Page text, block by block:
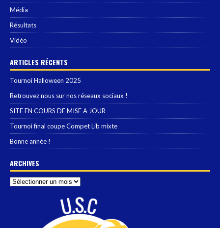
Média
Résultats
Vidéo
ARTICLES RÉCENTS
Tournoi Halloween 2025
Retrouvez nous sur nos réseaux sociaux !
SITE EN COURS DE MISE A JOUR
Tournoi final coupe Compet Lib mixte
Bonne année !
ARCHIVES